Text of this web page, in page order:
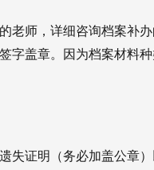
老师，详细咨询档案补
字盖章。因为档案材料
失证明（务必加盖公章